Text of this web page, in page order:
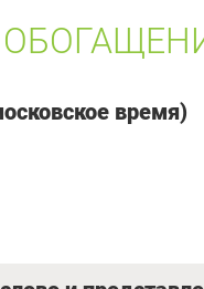
время)